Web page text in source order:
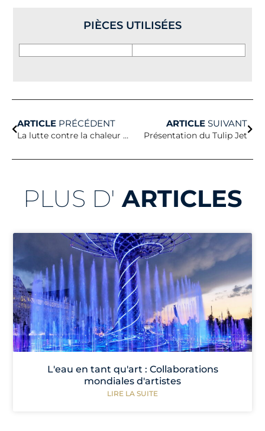
PIÈCES UTILISÉES
ARTICLE PRÉCÉDENT
La lutte contre la chaleur urbaine
ARTICLE SUIVANT
Présentation du Tulip Jet
PLUS D' ARTICLES
L'eau en tant qu'art : Collaborations
mondiales d'artistes
LIRE LA SUITE